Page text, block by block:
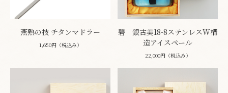
燕熟の技 チタンマドラー
1,650円（税込み）
碧 銀古美18-8ステンレスW構
造アイスペール
22,000円（税込み）